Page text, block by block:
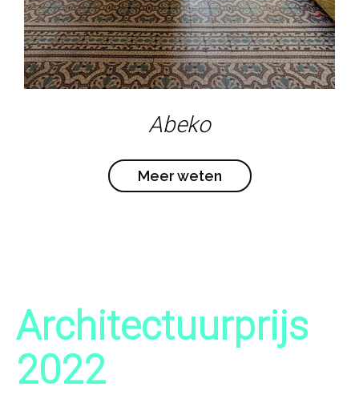
Abeko
Meer weten
Architectuurprijs
2022